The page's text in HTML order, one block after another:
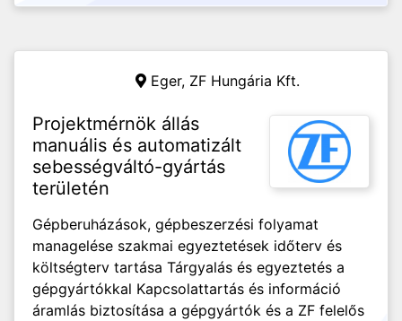
Eger, ZF Hungária Kft.
Projektmérnök állás
manuális és automatizált
sebességváltó-gyártás
területén
Gépberuházások, gépbeszerzési folyamat
managelése szakmai egyeztetések időterv és
költségterv tartása Tárgyalás és egyeztetés a
gépgyártókkal Kapcsolattartás és információ
áramlás biztosítása a gépgyártók és a ZF felelős